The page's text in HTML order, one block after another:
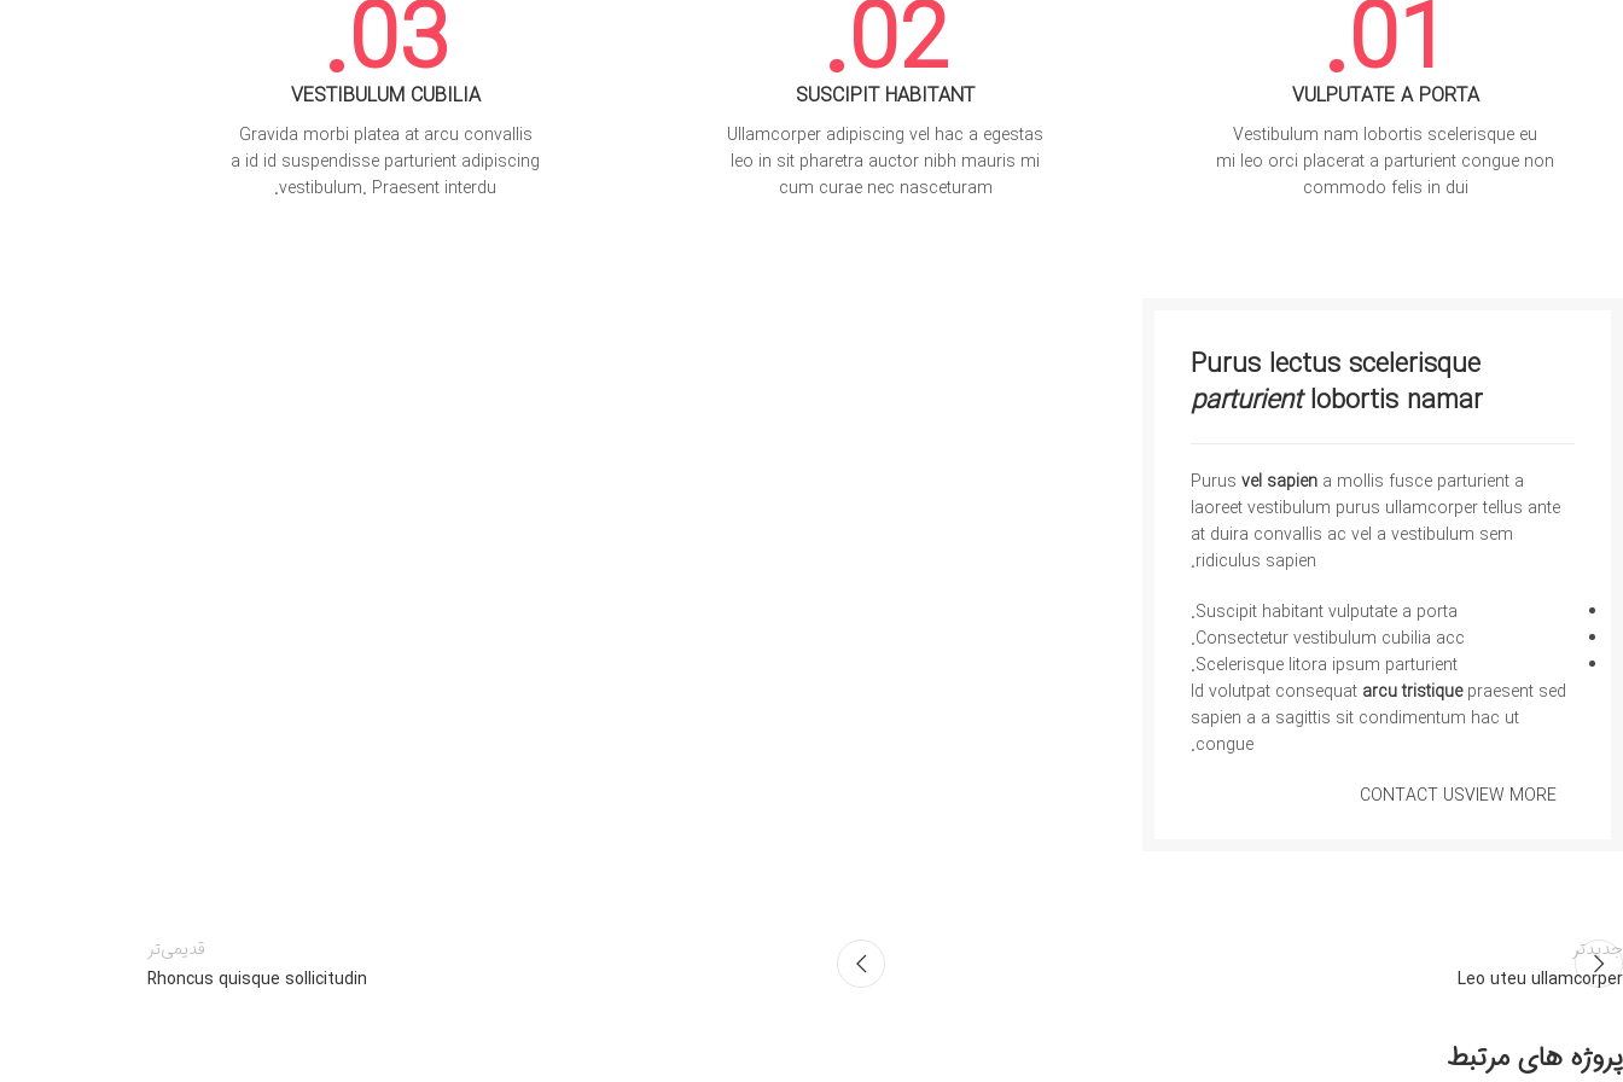
01.
VULPUTATE A PORTA
Vestibulum nam lobortis scelerisque eu
mi leo orci placerat a parturient congue non
commodo felis in dui
02.
SUSCIPIT HABITANT
Ullamcorper adipiscing vel hac a egestas
leo in sit pharetra auctor nibh mauris mi
cum curae nec nasceturam
03.
VESTIBULUM CUBILIA
Gravida morbi platea at arcu convallis
a id id suspendisse parturient adipiscing
vestibulum. Praesent interdu.
Purus lectus scelerisque
parturientlobortis namar
Purus vel sapiena mollis fusce parturient a
laoreet vestibulum purus ullamcorper tellus ante
at duira convallis ac vel a vestibulum sem
ridiculus sapien.
Suscipit habitant vulputate a porta.
Consectetur vestibulum cubilia acc.
Scelerisque litora ipsum parturient.
Id volutpat consequat arcu tristiquepraesent sed
sapien a a sagittis sit condimentum hac ut
congue.
VIEW MORE
CONTACT US
جدیدتر
Leo uteu ullamcorper
قدیمی‌تر
Rhoncus quisque sollicitudin
پروژه های مرتبط